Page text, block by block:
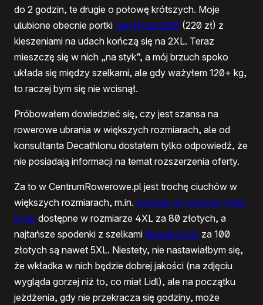
do 2 godzin, te drugie o połowę krótszych. Moje
ulubione obecnie portki Van Rysel EDR (220 zł) z
kieszeniami na udach kończą się na 2XL. Teraz
mieszczę się w nich „na styk”, a mój brzuch spoko
układa się między szelkami, ale gdy ważyłem 120+ kg,
to raczej bym się nie wcisnął.
Próbowałem dowiedzieć się, czy jest szansa na
rowerowe ubrania w większych rozmiarach, ale od
konsultanta Decathlonu dostałem tylko odpowiedź, że
nie posiadają informacji na temat rozszerzenia oferty.
Za to w CentrumRowerowe.pl jest trochę ciuchów w
większych rozmiarach, m.in. koszulki ich własnej marki
Eyen dostępne w rozmiarze 4XL za 80 złotych, a
najtańsze spodenki z szelkami Rogelli Econ za 100
złotych są nawet 5XL. Niestety, nie nastawiałbym się,
że wkładka w nich będzie dobrej jakości (na zdjęciu
wygląda gorzej niż to, co miał Lidl), ale na początku
jeżdżenia, gdy nie przekracza się godziny, może